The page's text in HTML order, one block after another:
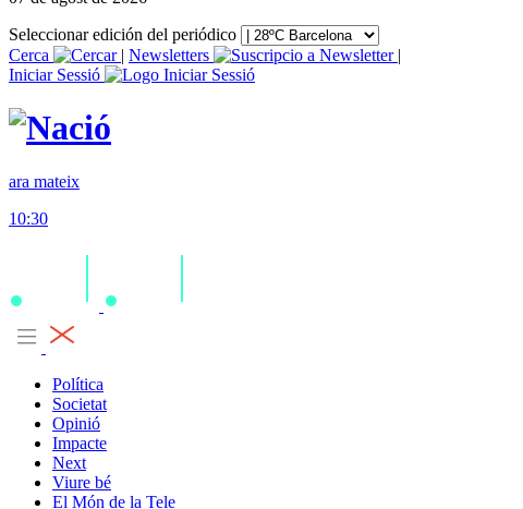
Seleccionar edición del periódico
Cerca
| Newsletters
|
Iniciar Sessió
ara mateix
10:30
Política
Societat
Opinió
Impacte
Next
Viure bé
El Món de la Tele